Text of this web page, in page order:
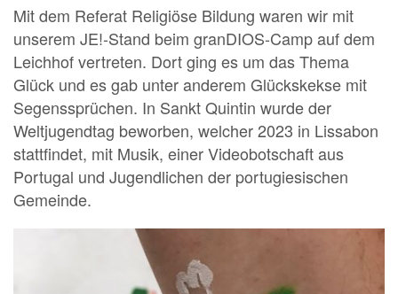
Mit dem Referat Religiöse Bildung waren wir mit
unserem JE!-Stand beim granDIOS-Camp auf dem
Leichhof vertreten. Dort ging es um das Thema
Glück und es gab unter anderem Glückskekse mit
Segenssprüchen. In Sankt Quintin wurde der
Weltjugendtag beworben, welcher 2023 in Lissabon
stattfindet, mit Musik, einer Videobotschaft aus
Portugal und Jugendlichen der portugiesischen
Gemeinde.